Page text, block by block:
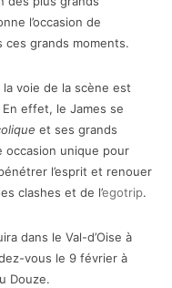
l’occasion de
ces grands moments.
voie de la scène est
effet, le James se
et ses grands
occasion unique pour
l’esprit et renouer
clashes et de l’egotrip.
dans le Val-d’Oise à
vous le 9 février à
Douze.